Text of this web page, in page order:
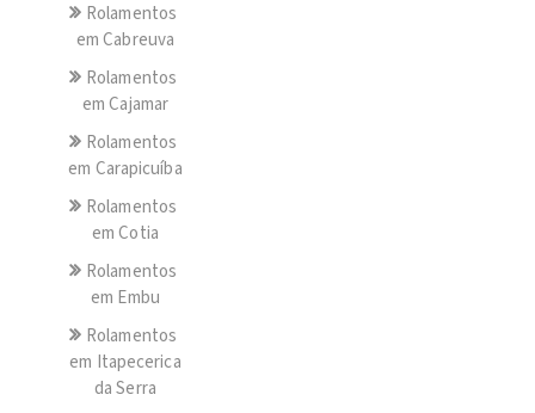
Rolamentos
em Cabreuva
Rolamentos
em Cajamar
Rolamentos
em Carapicuíba
Rolamentos
em Cotia
Rolamentos
em Embu
Rolamentos
em Itapecerica
da Serra